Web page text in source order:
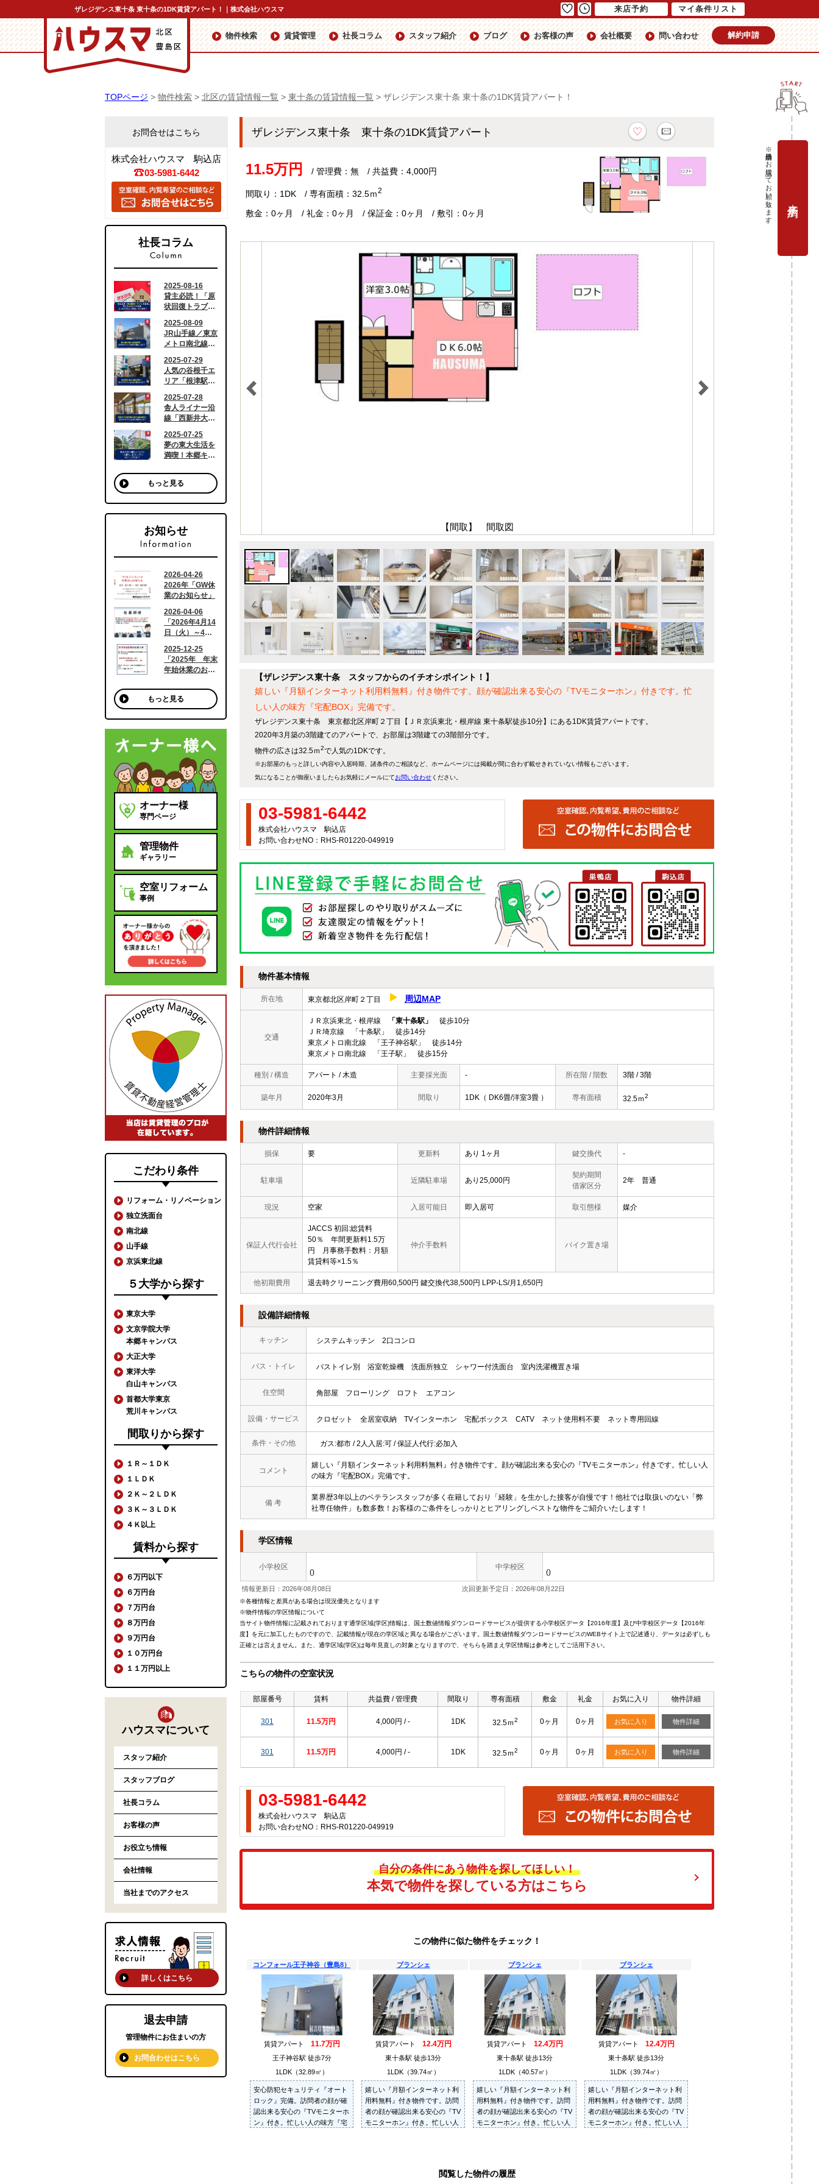
ザレジデンス東十条 東十条の1DK賃貸アパート！｜株式会社ハウスマ
物件検索 賃貸管理 社長コラム スタッフ紹介 ブログ お客様の声 会社概要 問い合わせ 解約申請
TOPページ > 物件検索 > 北区の賃貸情報一覧 > 東十条の賃貸情報一覧 > ザレジデンス東十条 東十条の1DK賃貸アパート！
ザレジデンス東十条 東十条の1DK賃貸アパート
11.5万円 / 管理費：無 / 共益費：4,000円
間取り：1DK / 専有面積：32.5ｍ2
敷金：0ヶ月 / 礼金：0ヶ月 / 保証金：0ヶ月 / 敷引：0ヶ月
【間取】 間取図
【ザレジデンス東十条 スタッフからのイチオシポイント！】
嬉しい『月額インターネット利用料無料』付き物件です。顔が確認出来る安心の『TVモニターホン』付きです。忙
しい人の味方『宅配BOX』完備です。
ザレジデンス東十条 東京都北区岸町２丁目【ＪＲ京浜東北・根岸線 東十条駅徒歩10分】にある1DK賃貸アパートです。
2020年3月築の3階建てのアパートで、お部屋は3階建ての3階部分です。
物件の広さは32.5ｍ2で人気の1DKです。
※お部屋のもっと詳しい内容や入居時期、諸条件のご相談など、ホームページには掲載が間に合わず載せきれていない情報もございます。
気になることが御座いましたらお気軽にメールにてお問い合わせください。
03-5981-6442
株式会社ハウスマ 駒込店
お問い合わせNO：RHS-R01220-049919
物件基本情報
所在地 東京都北区岸町２丁目 周辺MAP
交通
ＪＲ京浜東北・根岸線 「東十条駅」
徒歩10分
ＪＲ埼京線 「十条駅」 徒歩14分
東京メトロ南北線 「王子神谷駅」 徒歩14分
東京メトロ南北線 「王子駅」 徒歩15分
種別 / 構造 アパート / 木造 主要採光面 - 所在階 / 階数 3階 / 3階
築年月 2020年3月 間取り 1DK（ DK6畳/洋室3畳 ） 専有面積 32.5ｍ2
物件詳細情報
損保 要 更新料 あり 1ヶ月 鍵交換代 -
駐車場 近隣駐車場 あり25,000円
契約期間
借家区分
2年 普通
現況 空家 入居可能日 即入居可 取引態様 媒介
保証人代行会社
JACCS 初回:総賃料
50％ 年間更新料1.5万
円 月事務手数料：月額
賃貸料等×1.5％
仲介手数料 バイク置き場
他初期費用 退去時クリーニング費用60,500円 鍵交換代38,500円 LPP-LS/月1,650円
設備詳細情報
キッチン システムキッチン 2口コンロ
バス・トイレ バストイレ別 浴室乾燥機 洗面所独立 シャワー付洗面台 室内洗濯機置き場
住空間 角部屋 フローリング ロフト エアコン
設備・サービス クロゼット 全居室収納 TVインターホン 宅配ボックス CATV ネット使用料不要 ネット専用回線
条件・その他 ガス:都市 / 2人入居:可 / 保証人代行:必加入
コメント
嬉しい『月額インターネット利用料無料』付き物件です。顔が確認出来る安心の『TVモニターホン』付きです。忙しい人
の味方『宅配BOX』完備です。
備 考
業界歴3年以上のベテランスタッフが多く在籍しており「経験」を生かした接客が自慢です！他社では取扱いのない「弊
社専任物件」も数多数！お客様のご条件をしっかりとヒアリングしベストな物件をご紹介いたします！
学区情報
小学校区
()
中学校区
()
情報更新日：2026年08月08日 次回更新予定日：2026年08月22日
※各種情報と差異がある場合は現況優先となります
※物件情報の学区情報について
当サイト物件情報に記載されております通学区域(学区)情報は、国土数値情報ダウンロードサービスが提供する小学校区データ【2016年度】及び中学校区データ【2016年
度】を元に加工したものですので、記載情報が現在の学区域と異なる場合がございます。国土数値情報ダウンロードサービスのWEBサイト上で記述通り、データは必ずしも
正確とは言えません。また、通学区域(学区)は毎年見直しの対象となりますので、そちらを踏まえ学区情報は参考としてご活用下さい。
こちらの物件の空室状況
部屋番号 賃料 共益費 / 管理費 間取り 専有面積 敷金 礼金 お気に入り 物件詳細
301 11.5万円 4,000円 / - 1DK 32.5ｍ2 0ヶ月 0ヶ月 お気に入り 物件詳細
301 11.5万円 4,000円 / - 1DK 32.5ｍ2 0ヶ月 0ヶ月 お気に入り 物件詳細
03-5981-6442
株式会社ハウスマ 駒込店
お問い合わせNO：RHS-R01220-049919
自分の条件にあう物件を探してほしい！
本気で物件を探している方はこちら
この物件に似た物件をチェック！
コンフォール王子神谷（豊島8）
賃貸アパート 11.7万円
王子神谷駅 徒歩7分
1LDK（32.89㎡）
安心防犯セキュリティ『オート
ロック』完備。訪問者の顔が確
認出来る安心の『TVモニターホ
ン』付き。忙しい人の味方『宅
ブランシェ
賃貸アパート 12.4万円
東十条駅 徒歩13分
1LDK（39.74㎡）
嬉しい『月額インターネット利
用料無料』付き物件です。訪問
者の顔が確認出来る安心の『TV
モニターホン』付き。忙しい人
ブランシェ
賃貸アパート 12.4万円
東十条駅 徒歩13分
1LDK（40.57㎡）
嬉しい『月額インターネット利
用料無料』付き物件です。訪問
者の顔が確認出来る安心の『TV
モニターホン』付き。忙しい人
ブランシェ
賃貸アパート 12.4万円
東十条駅 徒歩13分
1LDK（39.74㎡）
嬉しい『月額インターネット利
用料無料』付き物件です。訪問
者の顔が確認出来る安心の『TV
モニターホン』付き。忙しい人
閲覧した物件の履歴
お問合せはこちら
株式会社ハウスマ 駒込店
03-5981-6442
社長コラム
もっと見る
お知らせ
もっと見る
オーナー様
専門ページ
管理物件
ギャラリー
空室リフォーム
事例
こだわり条件
リフォーム・リノベーション
独立洗面台
南北線
山手線
京浜東北線
５大学から探す
東京大学
文京学院大学
本郷キャンパス
大正大学
東洋大学
白山キャンパス
首都大学東京
荒川キャンパス
間取りから探す
１Ｒ～１ＤＫ
１ＬＤＫ
２Ｋ～２ＬＤＫ
３Ｋ～３ＬＤＫ
４Ｋ以上
賃料から探す
６万円以下
６万円台
７万円台
８万円台
９万円台
１０万円台
１１万円以上
ハウスマについて
スタッフ紹介
スタッフブログ
社長コラム
お客様の声
お役立ち情報
会社情報
当社までのアクセス
詳しくはこちら
退去申請
管理物件にお住まいの方
お問合わせはこちら
来店予約 マイ条件リスト
※当日予約はお電話にてお願い致します。